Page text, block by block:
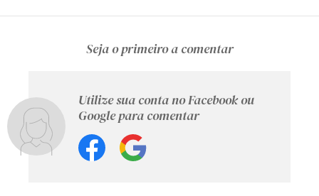
Seja o primeiro a comentar
Utilize sua conta no Facebook ou
Google para comentar